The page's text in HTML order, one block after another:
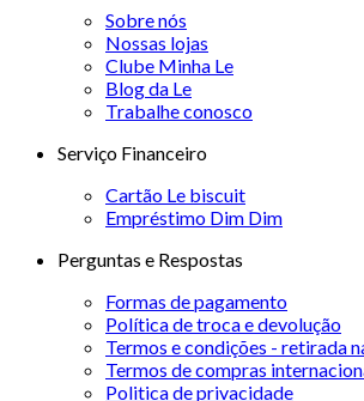
Sobre nós
Nossas lojas
Clube Minha Le
Blog da Le
Trabalhe conosco
Serviço Financeiro
Cartão Le biscuit
Empréstimo Dim Dim
Perguntas e Respostas
Formas de pagamento
Política de troca e devolução
Termos e condições - retirada
Termos de compras
Politica de privacidade